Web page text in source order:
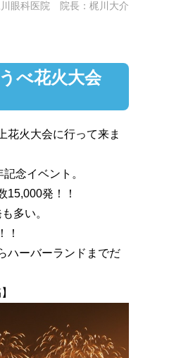
眼科医院 院長：梶川大介
べ花火大会
花火大会に行って来ま
念イベント。
15,000発️！！
多い。
！
ハーバーランドまでだ